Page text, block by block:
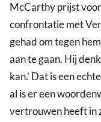
McCarthy prijst
confrontatie met
gehad om tegen
aan te gaan. Hij
kan.' Dat is een
al is er een
vertrouwen heeft in